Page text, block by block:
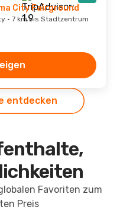
City Fairground
· 7 km bis Stadtzentrum
entdecken
Favoriten zum
Preis